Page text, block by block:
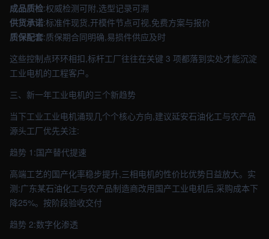
成品质检:权威检测可附,选型记录可溯
供货承诺:标准件现货,开模件节点可视,免费方案与报价
质保配套:质保期合同明确,易损件供应及时
这些控制点环环相扣,标杆工厂往往在关键 3 项都落到实处才能沉淀
工业电机的工程客户。
三、新一年工业电机的三个新趋势
当下工业工业电机涌现几个个核心方向,建议延安石油化工与农产品
源头工厂优先关注:
趋势 1:国产替代提速
高端工艺的国产化率稳步提升,三相电机的性价比优势日益放大。实
测:广东某石油化工与农产品制造商改用国产工业电机后,采购成本下
降25%。按阶段验收交付
趋势 2:数字化渗透